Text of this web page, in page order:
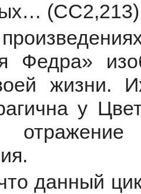
(СС2,213)
Федра»
жизни.
у
данный